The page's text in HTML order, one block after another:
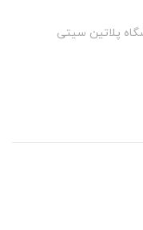
پلاتین سیتی